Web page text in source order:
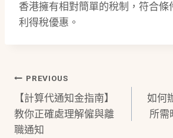
香港擁有相對簡單的稅制，符合條
利得稅優惠。
Post
Navigation
PREVIOUS
【計算代通知金指南】
教你正確處理解僱與離
職通知
如何
所需